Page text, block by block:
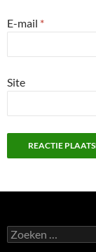
E-mail *
Site
Zoeken
naar: